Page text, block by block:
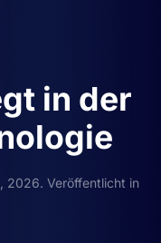
in der
2026. Veröffentlicht in